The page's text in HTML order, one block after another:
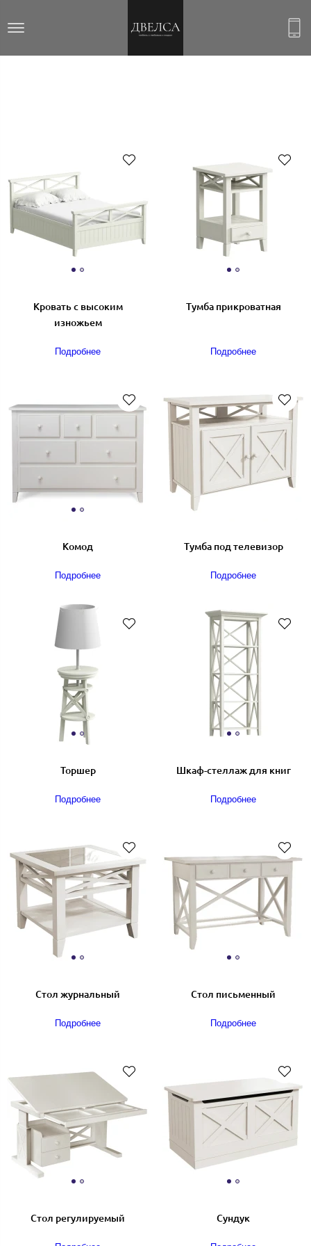
Кровать с высоким
изножьем
Подробнее
Тумба прикроватная
Подробнее
Комод
Подробнее
Тумба под телевизор
Подробнее
Торшер
Подробнее
Шкаф-стеллаж для книг
Подробнее
Стол журнальный
Подробнее
Стол письменный
Подробнее
Стол регулируемый Сундук